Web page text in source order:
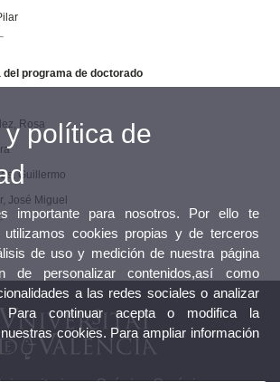
programa de doctorado
Rosa
Guillermo
José Miguel
política de
importante para nosotros. Por ello te
utilizamos cookies propias y de terceros
de uso y medición de nuestra página
personalizar contenidos,así como
a las redes sociales o analizar
Para continuar acepta o modifica la
cookies. Para ampliar información